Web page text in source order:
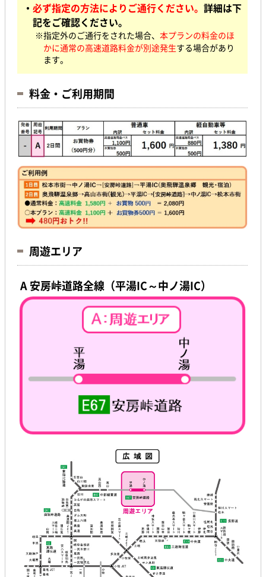
・ 必ず指定の方法によりご通行ください。 詳細は下
記をご確認ください。
※指定外のご通行をされた場合、 本プランの料金のほ
かに通常の高速道路料金が別途発生する場合があり
ます。
料金・ご利用期間
周遊エリア
A 安房峠道路全線（平湯IC～中ノ湯IC）